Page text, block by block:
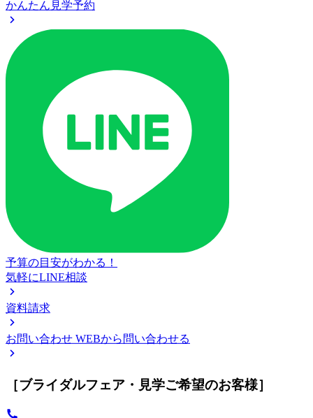
かんたん見学予約
予算の目安がわかる！
気軽にLINE相談
資料請求
お問い合わせ WEBから問い合わせる
［ブライダルフェア・見学ご希望のお客様］